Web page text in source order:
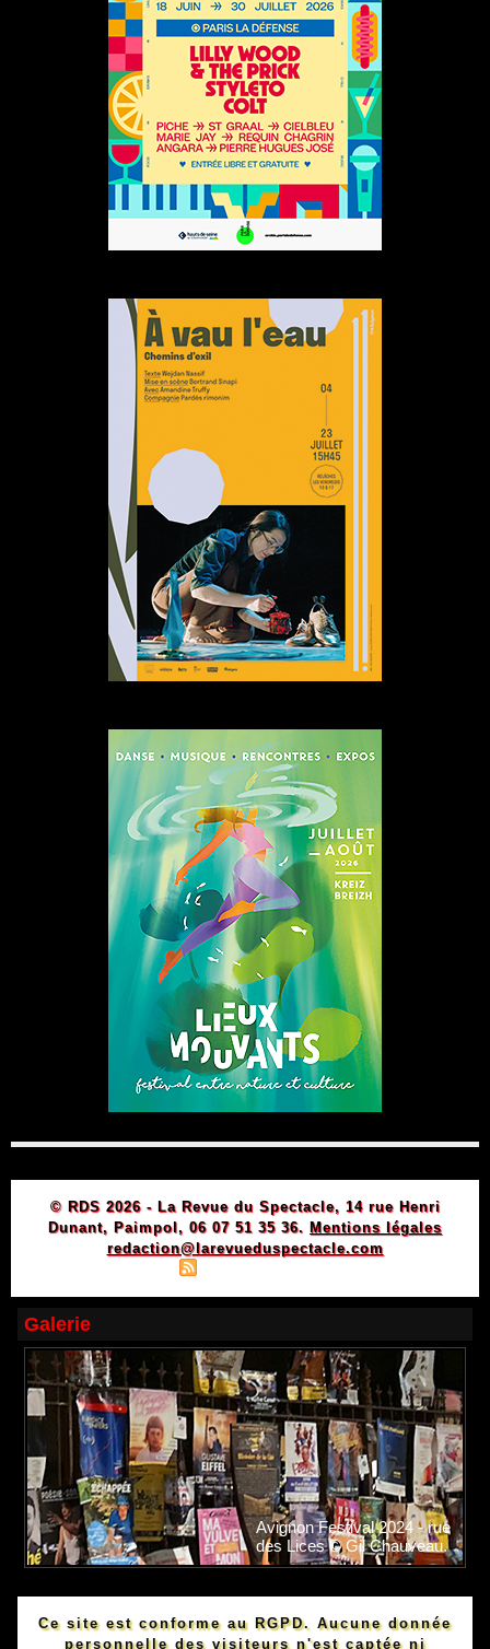
© RDS 2026 - La Revue du Spectacle, 14 rue Henri
Dunant, Paimpol, 06 07 51 35 36. Mentions légales
redaction@larevueduspectacle.com
Galerie
Avignon Festival 2024 - rue
des Lices © Gil Chauveau.
Ce site est conforme au RGPD. Aucune donnée
personnelle des visiteurs n'est captée ni